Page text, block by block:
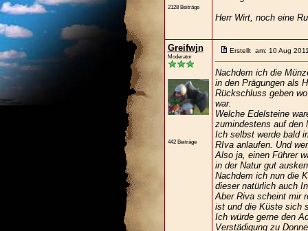
2128 Beiträge
Herr Wirt, noch eine
Greifwjn
Moderator
442 Beiträge
Erstellt am: 10 Aug
Nachdem ich die
in den Prägungen als
Rückschluss geben
war.
Welche Edelsteine
zumindestens auf den
Ich selbst werde bald
RIva anlaufen. Und
Also ja, einen Führer
in der Natur gut
Nachdem ich nun die
dieser natürlich auch
Aber Riva scheint mir
ist und die Küste sich
Ich würde gerne den
Verstädigung zu